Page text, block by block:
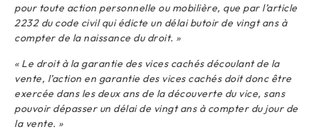
pour toute action personnelle ou mobilière, que par l’article
2232 du code civil qui édicte un délai butoir de vingt ans à
compter de la naissance du droit. »
« Le droit à la garantie des vices cachés découlant de la
vente, l’action en garantie des vices cachés doit donc être
exercée dans les deux ans de la découverte du vice, sans
pouvoir dépasser un délai de vingt ans à compter du jour de
la vente. »